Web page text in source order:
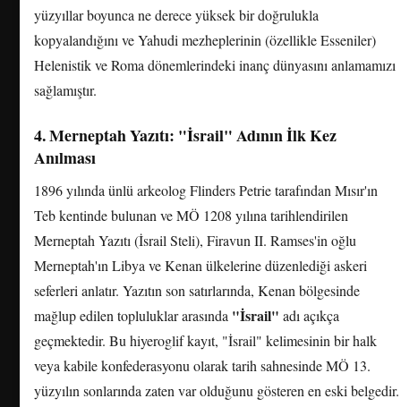
yüzyıllar boyunca ne derece yüksek bir doğrulukla
kopyalandığını ve Yahudi mezheplerinin (özellikle Esseniler)
Helenistik ve Roma dönemlerindeki inanç dünyasını anlamamızı
sağlamıştır.
4. Merneptah Yazıtı: "İsrail" Adının İlk Kez
Anılması
1896 yılında ünlü arkeolog Flinders Petrie tarafından Mısır'ın
Teb kentinde bulunan ve MÖ 1208 yılına tarihlendirilen
Merneptah Yazıtı (İsrail Steli), Firavun II. Ramses'in oğlu
Merneptah'ın Libya ve Kenan ülkelerine düzenlediği askeri
seferleri anlatır. Yazıtın son satırlarında, Kenan bölgesinde
mağlup edilen topluluklar arasında "İsrail" adı açıkça
geçmektedir. Bu hiyeroglif kayıt, "İsrail" kelimesinin bir halk
veya kabile konfederasyonu olarak tarih sahnesinde MÖ 13.
yüzyılın sonlarında zaten var olduğunu gösteren en eski belgedir.